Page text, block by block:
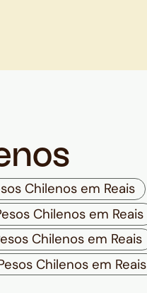
Chilenos em Reais
Chilenos em Reais
Chilenos em Reais
Chilenos em Reais